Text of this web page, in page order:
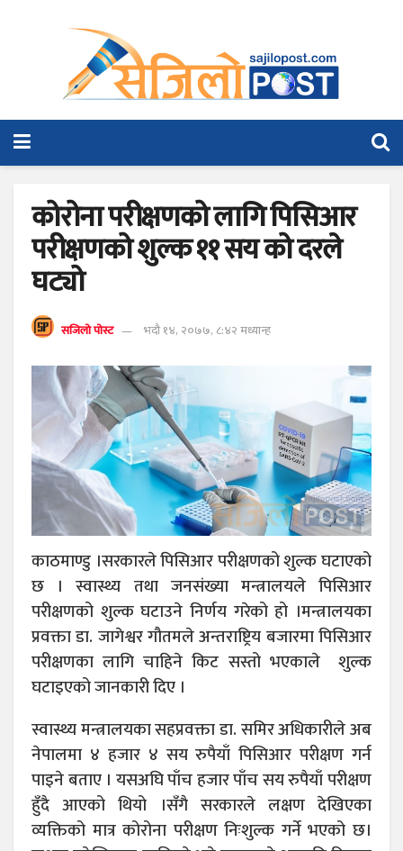
कोरोना परीक्षणको लागि पिसिआर
परीक्षणको शुल्क ११ सय को दरले
घट्यो
सजिलो पोस्ट भदौ १४, २०७७, ८:४२ मध्यान्ह
काठमाण्डु ।सरकारले पिसिआर परीक्षणको शुल्क घटाएको
छ । स्वास्थ्य तथा जनसंख्या मन्त्रालयले पिसिआर
परीक्षणको शुल्क घटाउने निर्णय गरेको हो ।मन्त्रालयका
प्रवक्ता डा. जागेश्वर गौतमले अन्तराष्ट्रिय बजारमा पिसिआर
परीक्षणका लागि चाहिने किट सस्तो भएकाले शुल्क
घटाइएको जानकारी दिए ।
स्वास्थ्य मन्त्रालयका सहप्रवक्ता डा. समिर अधिकारीले अब
नेपालमा ४ हजार ४ सय रुपैयाँ पिसिआर परीक्षण गर्न
पाइने बताए । यसअघि पाँच हजार पाँच सय रुपैयाँ परीक्षण
हुँदै आएको थियो ।सँगै सरकारले लक्षण देखिएका
व्यक्तिको मात्र कोरोना परीक्षण निःशुल्क गर्ने भएको छ।